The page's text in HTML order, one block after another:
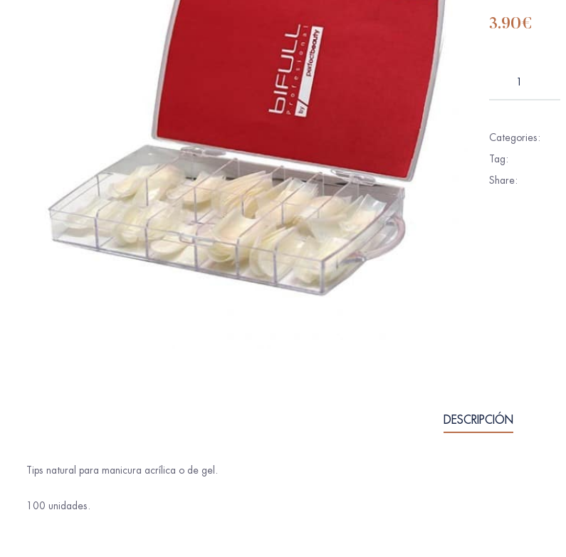
3.90€
Categories:
Tag:
Share:
DESCRIPCIÓN
Tips natural para manicura acrílica o de gel.
100 unidades.